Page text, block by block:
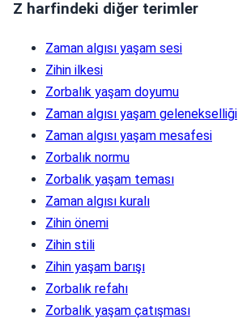
Z harfindeki diğer terimler
Zaman algısı yaşam sesi
Zihin ilkesi
Zorbalık yaşam doyumu
Zaman algısı yaşam gelenekselliği
Zaman algısı yaşam mesafesi
Zorbalık normu
Zorbalık yaşam teması
Zaman algısı kuralı
Zihin önemi
Zihin stili
Zihin yaşam barışı
Zorbalık refahı
Zorbalık yaşam çatışması